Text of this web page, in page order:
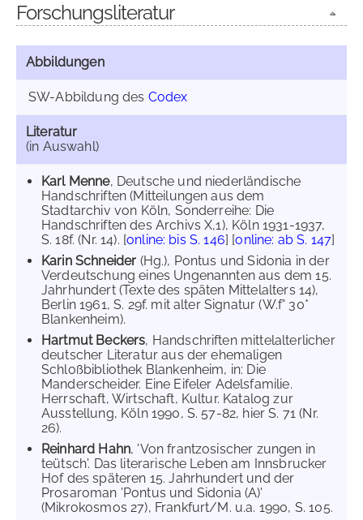
Forschungsliteratur
Abbildungen
SW-Abbildung des Codex
Literatur
(in Auswahl)
Karl Menne, Deutsche und niederländische
Handschriften (Mitteilungen aus dem
Stadtarchiv von Köln, Sonderreihe: Die
Handschriften des Archivs X,1), Köln 1931-1937,
S. 18f. (Nr. 14). [online: bis S. 146] [online: ab S. 147]
Karin Schneider (Hg.), Pontus und Sidonia in der
Verdeutschung eines Ungenannten aus dem 15.
Jahrhundert (Texte des späten Mittelalters 14),
Berlin 1961, S. 29f. mit alter Signatur (W.f° 30*
Blankenheim).
Hartmut Beckers, Handschriften mittelalterlicher
deutscher Literatur aus der ehemaligen
Schloßbibliothek Blankenheim, in: Die
Manderscheider. Eine Eifeler Adelsfamilie.
Herrschaft, Wirtschaft, Kultur. Katalog zur
Ausstellung, Köln 1990, S. 57-82, hier S. 71 (Nr.
26).
Reinhard Hahn, 'Von frantzosischer zungen in
teütsch'. Das literarische Leben am Innsbrucker
Hof des späteren 15. Jahrhundert und der
Prosaroman 'Pontus und Sidonia (A)'
(Mikrokosmos 27), Frankfurt/M. u.a. 1990, S. 105.